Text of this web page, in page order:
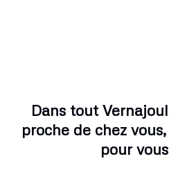
Dans tout
proche de chez
pour